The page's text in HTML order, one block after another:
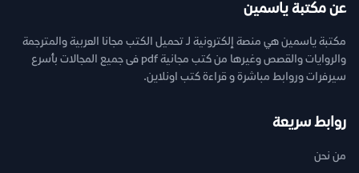
عن مكتبة ياسمين
مكتبة ياسمين هي منصة إلكترونية لـ تحميل الكتب مجانا العربية والمترجمة
والروايات والقصص وغيرها من كتب مجانية pdf فى جميع المجالات بأسرع
سيرفرات وروابط مباشرة و قراءة كتب اونلاين.
روابط سريعة
من نحن